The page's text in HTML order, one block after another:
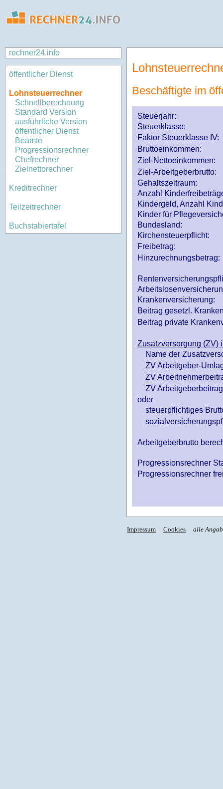
rechner24.info
öffentlicher Dienst
Lohnsteuerrechner
Schnellberechnung
Standard Version
ausführliche Version
öffentlicher Dienst
Beamte
Progressionsrechner
Chefrechner
Zielnettorechner
Kreditrechner
Teilzeitrechner
Buchstabiertafel
Beschäftigte im
Steuerjahr:
Steuerklasse:
Faktor Steuerklasse IV:
Bruttoeinkommen:
Ziel-Nettoeinkommen:
Ziel-Arbeitgeberbrutto:
Gehaltszeitraum:
Anzahl
Kindergeld, Anzahl
Kinder für
Bundesland:
Kirchensteuerpflicht:
Freibetrag:
Hinzurechnungsbetrag:
Krankenversicherung:
Beitrag gesetzl.
Beitrag private
Zusatzversorgung (ZV)
Name der
ZV Arbeitgeber-
ZV
ZV
oder
steuerpflichtiges
Arbeitgeberbrutto
Progressionsrechner
Progressionsrechner
Impressum Cookies alle